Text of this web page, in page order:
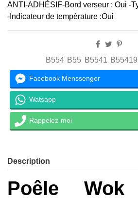
ANTI-ADHÉSIF-Bord verseur : Oui -
-Indicateur de température :Oui
B554 B55 B5541
Facebook Menssenger
Watsapp
Rappelez-moi
Description
Poêle Wok